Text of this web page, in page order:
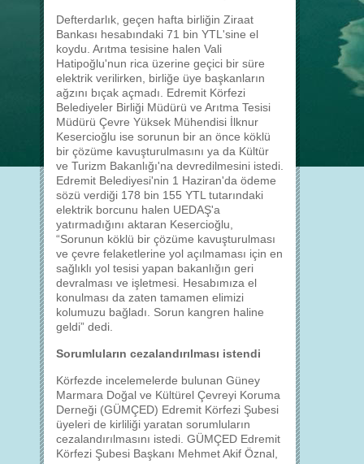
Defterdarlık, geçen hafta birliğin Ziraat
Bankası hesabındaki 71 bin YTL'sine el
koydu. Arıtma tesisine halen Vali
Hatipoğlu'nun rica üzerine geçici bir süre
elektrik verilirken, birliğe üye başkanların
ağzını bıçak açmadı. Edremit Körfezi
Belediyeler Birliği Müdürü ve Arıtma Tesisi
Müdürü Çevre Yüksek Mühendisi İlknur
Kesercioğlu ise sorunun bir an önce köklü
bir çözüme kavuşturulmasını ya da Kültür
ve Turizm Bakanlığı'na devredilmesini istedi.
Edremit Belediyesi'nin 1 Haziran'da ödeme
sözü verdiği 178 bin 155 YTL tutarındaki
elektrik borcunu halen UEDAŞ'a
yatırmadığını aktaran Kesercioğlu,
“Sorunun köklü bir çözüme kavuşturulması
ve çevre felaketlerine yol açılmaması için en
sağlıklı yol tesisi yapan bakanlığın geri
devralması ve işletmesi. Hesabımıza el
konulması da zaten tamamen elimizi
kolumuzu bağladı. Sorun kangren haline
geldi” dedi.
Sorumluların cezalandırılması istendi
Körfezde incelemelerde bulunan Güney
Marmara Doğal ve Kültürel Çevreyi Koruma
Derneği (GÜMÇED) Edremit Körfezi Şubesi
üyeleri de kirliliği yaratan sorumluların
cezalandırılmasını istedi. GÜMÇED Edremit
Körfezi Şubesi Başkanı Mehmet Akif Öznal,